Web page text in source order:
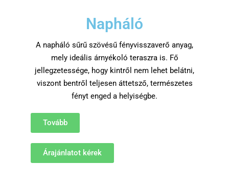
Napháló
A napháló sűrű szövésű fényvisszaverő anyag,
mely ideális árnyékoló teraszra is. Fő
jellegzetessége, hogy kintről nem lehet belátni,
viszont bentről teljesen áttetsző, természetes
fényt enged a helyiségbe.
Tovább
Árajánlatot kérek